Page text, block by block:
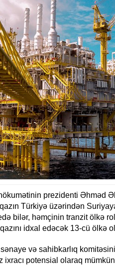
prezidenti Əhməd
Türkiyə üzərindən
bilər, həmçinin tranzit ölkə
idxal edəcək 13-cü ölkə
və sahibkarlıq
ixracı potensial olaraq